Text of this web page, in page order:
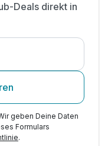
Deals direkt in
geben Deine Daten
Formulars
.